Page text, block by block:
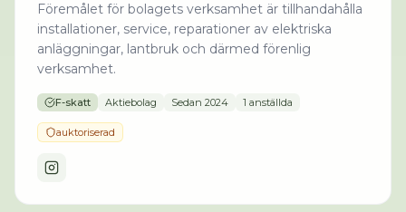
Föremålet för bolagets verksamhet är tillhandahålla
installationer, service, reparationer av elektriska
anläggningar, lantbruk och därmed förenlig
verksamhet.
F-skatt Aktiebolag Sedan 2024 1 anställda
auktoriserad